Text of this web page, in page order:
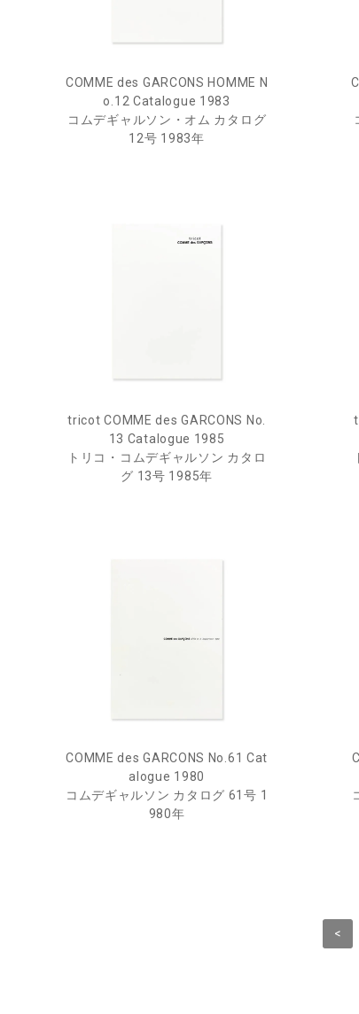
COMME des GARCONS HOMME N
o.12 Catalogue 1983
コムデギャルソン・オム カタログ
12号 1983年
tricot COMME des GARCONS No.
13 Catalogue 1985
トリコ・コムデギャルソン カタロ
グ 13号 1985年
COMME des GARCONS No.61 Cat
alogue 1980
コムデギャルソン カタログ 61号 1
980年
<